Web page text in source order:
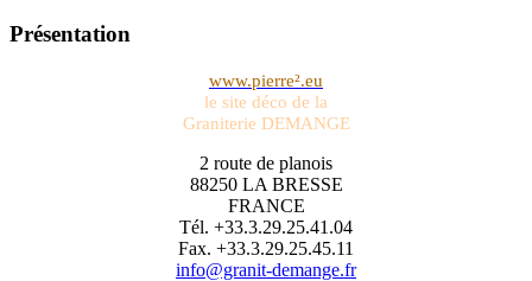
Présentation
www.pierre².eu
le site déco de la
Graniterie DEMANGE
2 route de planois
88250 LA BRESSE
FRANCE
Tél. +33.3.29.25.41.04
Fax. +33.3.29.25.45.11
info@granit-demange.fr